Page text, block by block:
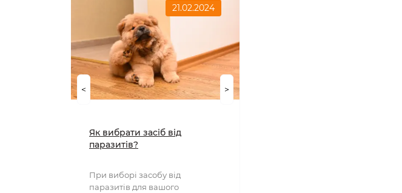
21.02.2024
Як вибрати засіб від
паразитів?
При виборі засобу від
паразитів для вашого
< >